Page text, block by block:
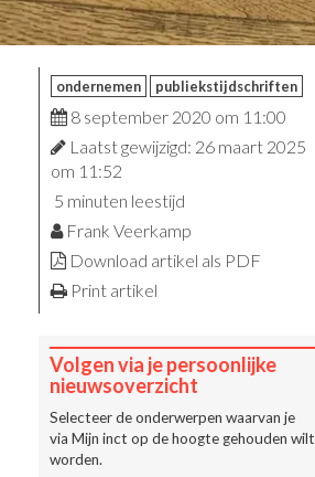
ondernemen publiekstijdschriften
8 september 2020 om 11:00
Laatst gewijzigd: 26 maart 2025
om 11:52
5 minuten leestijd
Frank Veerkamp
Download artikel als PDF
Print artikel
Volgen via je persoonlijke
nieuwsoverzicht
Selecteer de onderwerpen waarvan je
via Mijn inct op de hoogte gehouden wilt
worden.